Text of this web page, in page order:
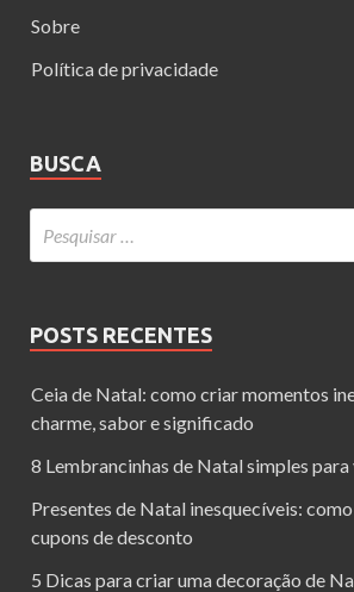
Sobre
Política de privacidade
BUSCA
POSTS RECENTES
Ceia de Natal: como criar momentos
charme, sabor e significado
8 Lembrancinhas de Natal simples
Presentes de Natal inesquecíveis:
cupons de desconto
5 Dicas para criar uma decoração de